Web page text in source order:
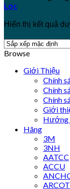
Lọc
Hiển thị kết quả
Browse
Giới Thiệu
Chính
Chính
Chính
Giới
Hướng
Hãng
3M
3NH
AATCC
ACCU